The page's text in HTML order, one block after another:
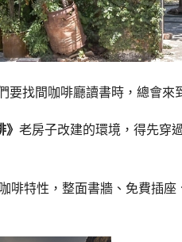
要找間咖啡廳讀書時，總會來
老房子改建的環境，得先穿
啡特性，整面書牆、免費插